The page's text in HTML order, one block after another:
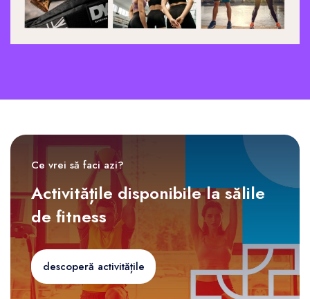
Ce vrei să faci azi?
Activitățile disponibile la sălile
de fitness
descoperă activitățile